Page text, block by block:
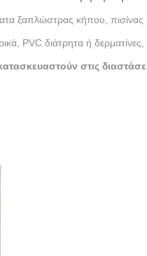
ξαπλώστρας κήπου, πισίνας
PVC διάτρητα ή
στις